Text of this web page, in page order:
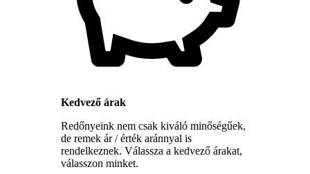
Kedvező árak
Redőnyeink nem csak kiváló minőségűek,
de remek ár / érték aránnyal is
rendelkeznek. Válassza a kedvező árakat,
válasszon minket.